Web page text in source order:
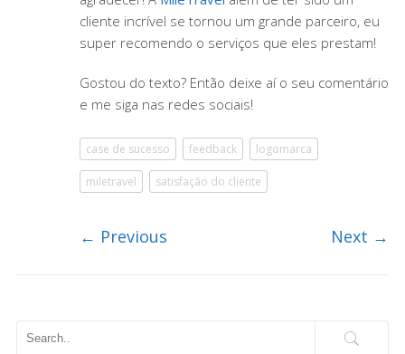
cliente incrível se tornou um grande parceiro, eu
super recomendo o serviços que eles prestam!
Gostou do texto? Então deixe aí o seu comentário
e me siga nas redes sociais!
case de sucesso feedback logomarca
miletravel satisfação do cliente
← Previous Next →